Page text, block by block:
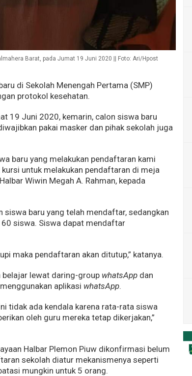
Barat, pada Jumat 19 Juni 2020 || Foto: Ari/Hpost
di Sekolah Menengah Pertama (SMP)
protokol kesehatan.
19 Juni 2020, kemarin, calon siswa baru
pakai masker dan pihak sekolah juga
baru yang melakukan pendaftaran kami
untuk melakukan pendaftaran di meja
Wiwin Megah A. Rahman, kepada
baru yang telah mendaftar, sedangkan
siswa. Siswa dapat mendaftar
maka pendaftaran akan ditutup,” katanya.
belajar lewat daring-group whatsApp dan
aplikasi whatsApp.
tidak ada kendala karena rata-rata siswa
oleh guru mereka tetap dikerjakan,”
Halbar Plemon Piuw dikonfirmasi belum
sekolah diatur mekanismenya seperti
mungkin untuk 5 orang.